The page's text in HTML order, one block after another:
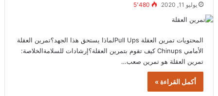
يوليو 11, 2020 5٬480
المحتويات تمرين العقلة Pull Upsلماذا يستحق هذا الجهد؟تمرين العقلة
الأمامي Chinups كيف تقوم بتمرين العقلة؟إرشادات للسلامةالخلاصة:
تمرين العقلة هو تمرين صعب…
أكمل القراءة »